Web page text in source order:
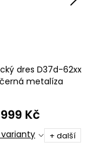
dres D37d-62xx
metalíza
999 Kč
+ další